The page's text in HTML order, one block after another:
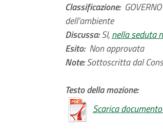
Classificazione:
dell'ambiente
Discussa:SI,nella seduta
Esito: Non approvata
Note:Sottoscritta dal
Testo della mozione:
Scarica